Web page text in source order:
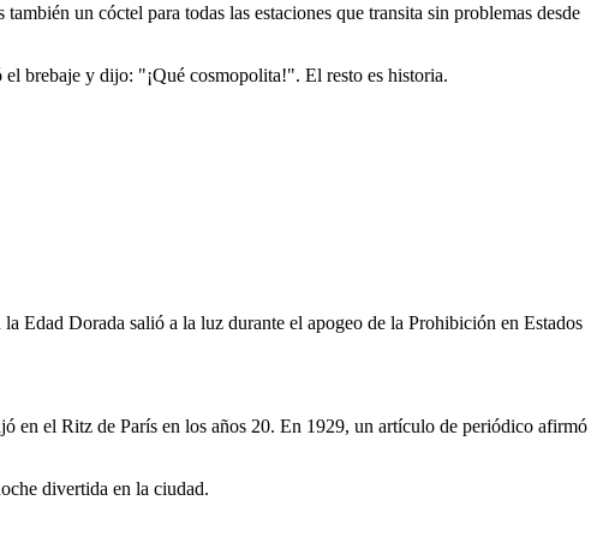
un cóctel para todas las estaciones que transita sin problemas desde
brebaje y dijo: "¡Qué cosmopolita!". El resto es historia.
Edad Dorada salió a la luz durante el apogeo de la Prohibición en Estados
en el Ritz de París en los años 20. En 1929, un artículo de periódico afirmó
divertida en la ciudad.